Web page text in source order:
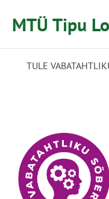
MTÜ Tipu
TULE